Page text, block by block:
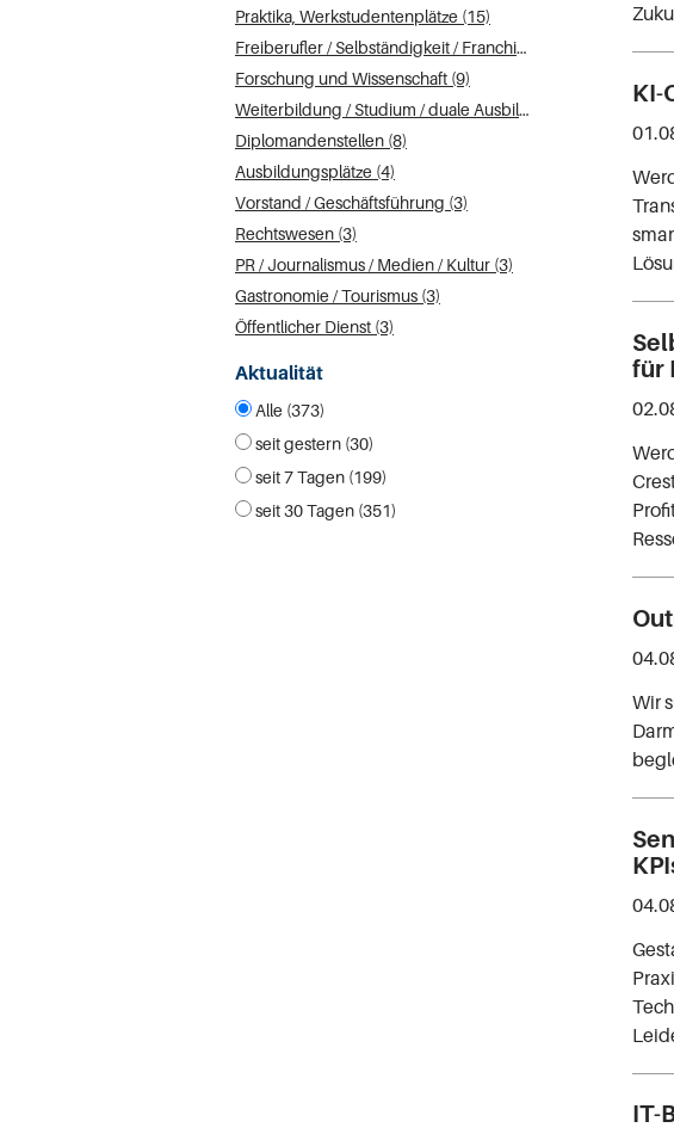
Praktika, Werkstudentenplätze (15)
Freiberufler / Selbständigkeit / Franchise (11)
Forschung und Wissenschaft (9)
Weiterbildung / Studium / duale Ausbildung (9)
Diplomandenstellen (8)
Ausbildungsplätze (4)
Vorstand / Geschäftsführung (3)
Rechtswesen (3)
PR / Journalismus / Medien / Kultur (3)
Gastronomie / Tourismus (3)
Öffentlicher Dienst (3)
Aktualität
Alle (373)
seit gestern (30)
seit 7 Tagen (199)
seit 30 Tagen (351)
KI-
für
Wir
IT-